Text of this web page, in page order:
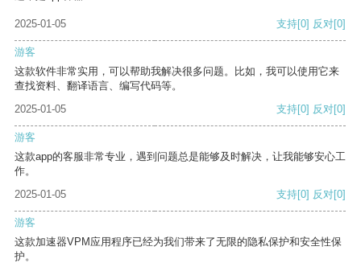
2025-01-05 支持[0] 反对[0]
游客
这款软件非常实用，可以帮助我解决很多问题。比如，我可以使用它来
查找资料、翻译语言、编写代码等。
2025-01-05
支持[0] 反对[0]
游客
这款app的客服非常专业，遇到问题总是能够及时解决，让我能够安心工
作。
2025-01-05
支持[0] 反对[0]
游客
这款加速器VPM应用程序已经为我们带来了无限的隐私保护和安全性保
护。